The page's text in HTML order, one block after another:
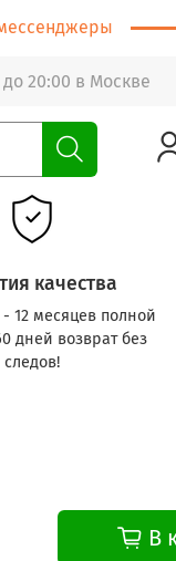
20:00 в Москве
качества
- 12 месяцев полной
дней возврат без
следов!
В